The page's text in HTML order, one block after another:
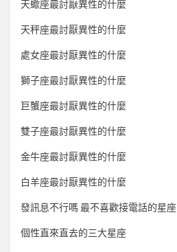
天蠍座最討厭異性的什麼
天秤座最討厭異性的什麼
處女座最討厭異性的什麼
獅子座最討厭異性的什麼
巨蟹座最討厭異性的什麼
雙子座最討厭異性的什麼
金牛座最討厭異性的什麼
白羊座最討厭異性的什麼
發訊息不行嗎 最不喜歡接電話的星座
個性直來直去的三大星座